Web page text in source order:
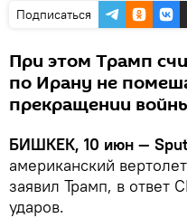
Подписаться
При этом Трамп
по Ирану не
прекращении
БИШКЕК, 10 июн —
американский
заявил Трамп, в ответ
ударов.